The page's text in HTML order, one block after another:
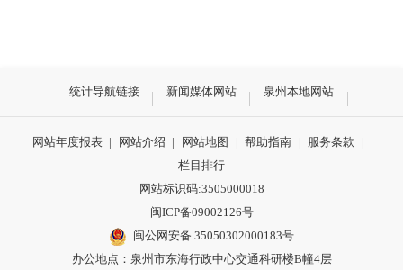
统计导航链接 新闻媒体网站 泉州本地网站
网站年度报表 | 网站介绍 | 网站地图 | 帮助指南 | 服务条款
|
栏目排行
网站标识码:3505000018
闽ICP备09002126号
闽公网安备 35050302000183号
办公地点：泉州市东海行政中心交通科研楼B幢4层